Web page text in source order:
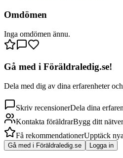
Omdömen
Inga omdömen ännu.
Gå med i Föräldraledig.se!
Dela med dig av dina erfarenheter
Skriv recensionerDela dina
Kontakta föräldrarBygg ditt
Få rekommendationerUpptäck
Gå med i Föräldraledig.se Logga in